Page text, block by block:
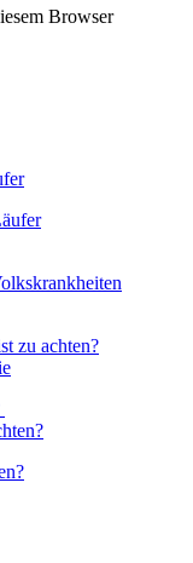
Browser
zu achten?